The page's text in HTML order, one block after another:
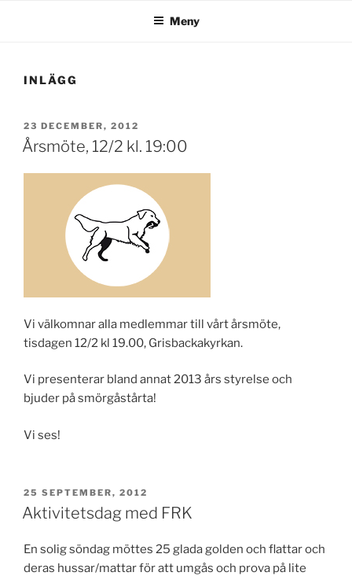
Meny
INLÄGG
PUBLICERAT
23 DECEMBER, 2012
Årsmöte, 12/2 kl. 19:00
Vi välkomnar alla medlemmar till vårt årsmöte,
tisdagen 12/2 kl 19.00, Grisbackakyrkan.
Vi presenterar bland annat 2013 års styrelse och
bjuder på smörgåstårta!
Vi ses!
PUBLICERAT
25 SEPTEMBER, 2012
Aktivitetsdag med FRK
En solig söndag möttes 25 glada golden och flattar och
deras hussar/mattar för att umgås och prova på lite